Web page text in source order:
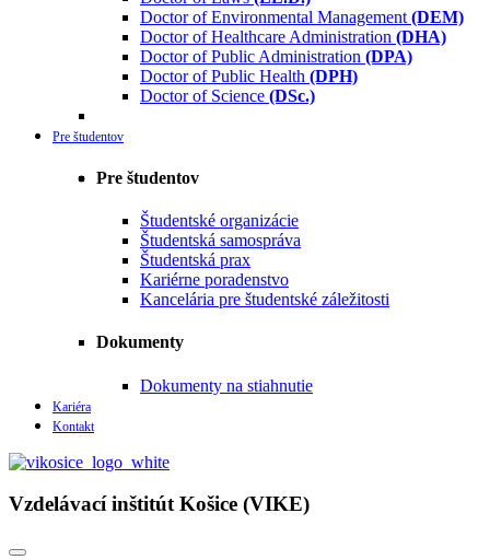
Doctor of Environmental Management (DEM)
Doctor of Healthcare Administration (DHA)
Doctor of Public Administration (DPA)
Doctor of Public Health (DPH)
Doctor of Science (DSc.)
Pre študentov
Pre študentov
Študentské organizácie
Študentská samospráva
Študentská prax
Kariérne poradenstvo
Kancelária pre študentské záležitosti
Dokumenty
Dokumenty na stiahnutie
Kariéra
Kontakt
Vzdelávací inštitút Košice (VIKE)